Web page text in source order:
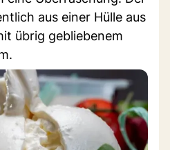
aus einer Hülle aus
übrig gebliebenem